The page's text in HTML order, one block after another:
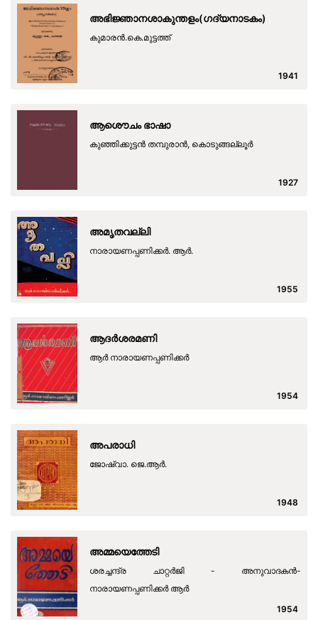
അഭിജ്ഞാനശാകുന്തളം(ഗദ്യനാടകം)
കുമാരന്‍.കെ.മുട്ടത്ത്
1941
ആശൌചം ഭാഷാ
കുഞ്ഞിക്കുട്ടന്‍ തമ്പുരാന്‍, കൊടുങ്ങല്ലൂര്‍
1927
അമൃതവല്ലി
നാരായണപ്പണിക്കര്‍. ആര്‍.
1955
ആദർശരമണി
ആർ നാരായണപ്പണിക്കർ
1954
അപരാധി
ജോഷ്വാ. ജെ.ആര്‍.
1948
അമ്മയെത്തേടി
ശരച്ചന്ദ്ര ചാറ്റര്‍ജി - അനുവാദകന്‍-
നാരായണപ്പണിക്കര്‍ ആര്‍
1954